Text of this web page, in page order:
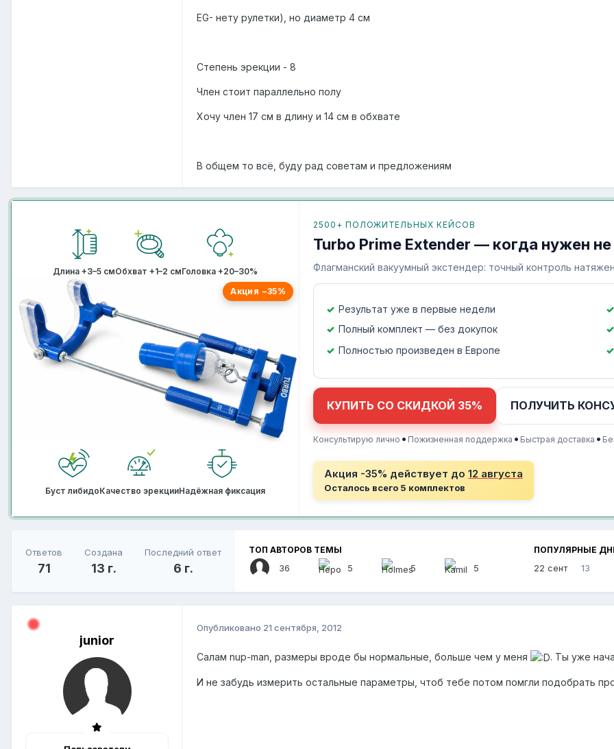
EG- нету рулетки), но диаметр 4 см
Степень эрекции - 8
Член стоит параллельно полу
Хочу член 17 см в длину и 14 см в обхвате
В общем то всё, буду рад советам и предложениям
Длина +3–5 смОбхват +1–2 смГоловка +20–30%
Акция −35%
Буст либидоКачество эрекцииНадёжная фиксация
2500+ ПОЛОЖИТЕЛЬНЫХ КЕЙСОВ
Turbo Prime Extender — когда нужен
Флагманский вакуумный экстендер: точный контроль
Результат уже в первые недели
Полный комплект — без докупок
Полностью произведен в Европе
КУПИТЬ СО СКИДКОЙ 35% ПОЛУЧИТЬ
Консультирую лично • Пожизненная поддержка • Быстрая доставка •
Акция -35% действует до 12 августа
Осталось всего 5 комплектов
Ответов
71
Создана
13 г.
Последний ответ
6 г.
ТОП АВТОРОВ ТЕМЫ
36 5 5 5
ПОПУЛЯРНЫЕ
22 сент 13
junior
Опубликовано 21 сентября, 2012
Салам nup-man, размеры вроде бы нормальные, больше чем у меня . Ты уже
И не забудь измерить остальные параметры, чтоб тебе потом помгли подобрать